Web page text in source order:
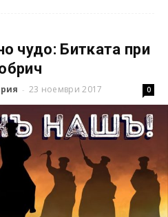
чудо: Битката при
- 23 ноември 2017 0